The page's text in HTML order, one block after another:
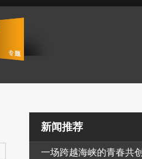
新闻推荐
一场跨越海峡的青春共创